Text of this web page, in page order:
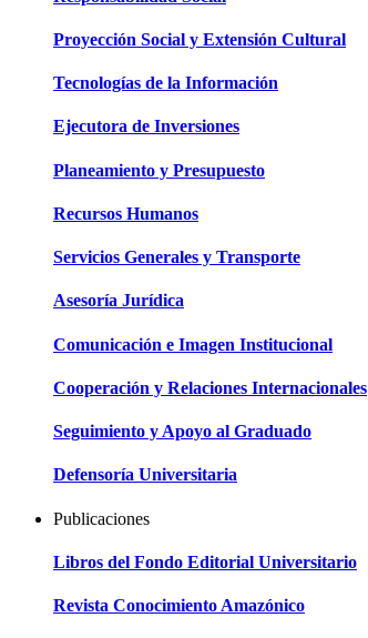
Proyección Social y Extensión Cultural
Tecnologías de la Información
Ejecutora de Inversiones
Planeamiento y Presupuesto
Recursos Humanos
Servicios Generales y Transporte
Asesoría Jurídica
Comunicación e Imagen Institucional
Cooperación y Relaciones Internacionales
Seguimiento y Apoyo al Graduado
Defensoría Universitaria
Publicaciones
Libros del Fondo Editorial Universitario
Revista Conocimiento Amazónico